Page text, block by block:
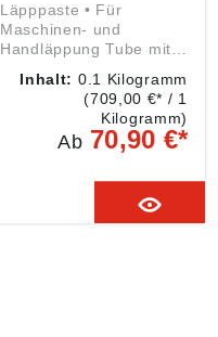
Läpppaste • Für
Maschinen- und
Handläppung Tube mit
Konzentrat vor dem
Gebrauch im Verhältnis
1:5 bis 1:100
verdünnen. Angaben
Produktsicherheitsveror
dnung ((EU) 2023/998):
MACOLAEPP abrasive
Inhalt: 0.1 Kilogramm
(709,00 €* / 1
Kilogramm)
Ab 70,90 €*